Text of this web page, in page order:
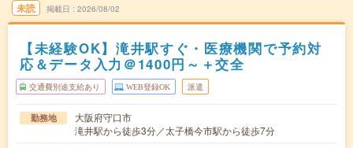
未読 掲載日 2026/08/02
【未経験OK】滝井駅すぐ・医療機関で予約対
応＆データ入力＠1400円～＋交全
交通費別途支給あり WEB登録OK 派遣
勤務地
大阪府守口市
滝井駅から徒歩3分／太子橋今市駅から徒歩7分